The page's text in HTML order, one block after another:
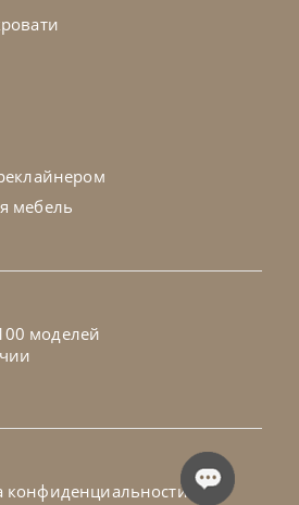
мебель
моделей
конфиденциальности